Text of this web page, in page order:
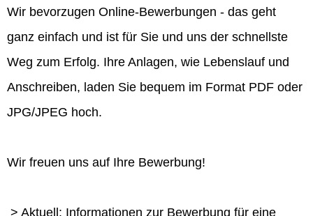
Wir bevorzugen Online-Bewerbungen - das geht
ganz einfach und ist für Sie und uns der schnellste
Weg zum Erfolg. Ihre Anlagen, wie Lebenslauf und
Anschreiben, laden Sie bequem im Format PDF oder
JPG/JPEG hoch.
Wir freuen uns auf Ihre Bewerbung!
> Aktuell: Informationen zur Bewerbung für eine